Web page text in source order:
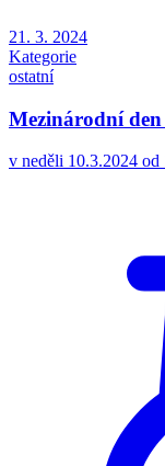
21. 3. 2024
Kategorie
ostatní
Mezinárodní den
v neděli 10.3.2024 od